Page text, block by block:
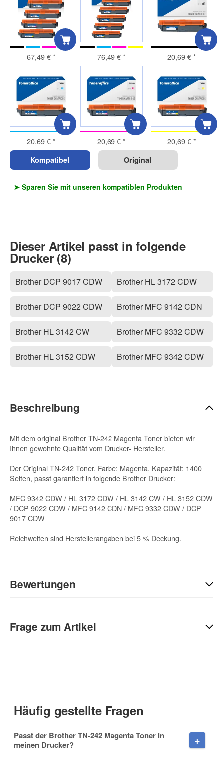
67,49 €* 76,49 €* 20,69 €*
20,69 €* 20,69 €* 20,69 €*
Kompatibel Original
➤ Sparen Sie mit unseren kompatiblen Produkten
Dieser Artikel passt in folgende
Drucker (8)
Brother DCP 9017 CDW
Brother DCP 9022 CDW
Brother HL 3142 CW
Brother HL 3152 CDW
Brother HL 3172 CDW
Brother MFC 9142 CDN
Brother MFC 9332 CDW
Brother MFC 9342 CDW
Beschreibung
Mit dem original Brother TN-242 Magenta Toner bieten wir
Ihnen gewohnte Qualität vom Drucker- Hersteller.
Der Original TN-242 Toner, Farbe: Magenta, Kapazität: 1400
Seiten, passt garantiert in folgende Brother Drucker:
MFC 9342 CDW / HL 3172 CDW / HL 3142 CW / HL 3152 CDW
/ DCP 9022 CDW / MFC 9142 CDN / MFC 9332 CDW / DCP
9017 CDW
Reichweiten sind Herstellerangaben bei 5 % Deckung.
Bewertungen
Sie Anderen bei der Kaufentscheidung:
Frage zum Artikel
Häufig gestellte Fragen
Passt der Brother TN-242 Magenta Toner in
meinen Drucker?